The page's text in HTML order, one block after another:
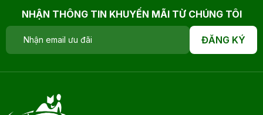
NHẬN THÔNG TIN KHUYẾN MÃI TỪ CHÚNG TÔI
ĐĂNG KÝ